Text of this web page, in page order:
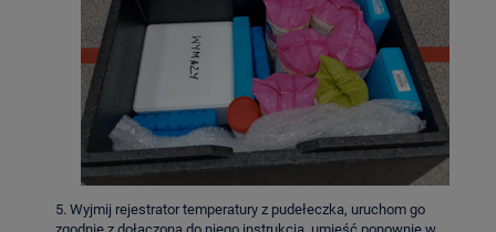
5. Wyjmij rejestrator temperatury z pudełeczka, uruchom go